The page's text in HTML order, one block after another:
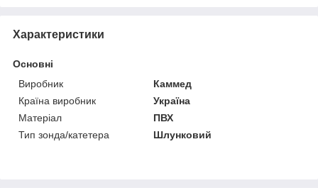
Характеристики
Основні
Виробник
Каммед
Країна виробник
Україна
Матеріал
ПВХ
Тип зонда/катетера
Шлунковий